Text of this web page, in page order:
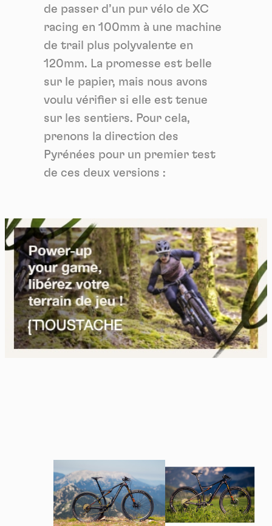
de passer d’un pur vélo de XC
racing en 100mm à une machine
de trail plus polyvalente en
120mm. La promesse est belle
sur le papier, mais nous avons
voulu vérifier si elle est tenue
sur les sentiers. Pour cela,
prenons la direction des
Pyrénées pour un premier test
de ces deux versions :